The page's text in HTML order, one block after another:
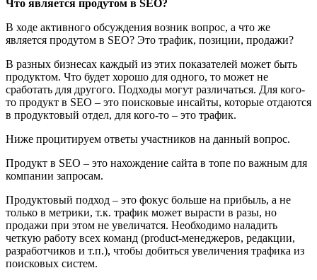
Что является продутом в SEO?
В ходе активного обсуждения возник вопрос, а что же
является продутом в SEO? Это трафик, позиции, продажи?
В разных бизнесах каждый из этих показателей может быть
продуктом. Что будет хорошо для одного, то может не
сработать для другого. Подходы могут различаться. Для кого-
то продукт в SEO – это поисковые инсайты, которые отдаются
в продуктовый отдел, для кого-то – это трафик.
Ниже процитируем ответы участников на данный вопрос.
Продукт в SEO – это нахождение сайта в топе по важным для
компании запросам.
Продуктовый подход – это фокус больше на прибыль, а не
только в метрики, т.к. трафик может вырасти в разы, но
продажи при этом не увеличатся. Необходимо наладить
четкую работу всех команд (product-менеджеров, редакции,
разработчиков и т.п.), чтобы добиться увеличения трафика из
поисковых систем.